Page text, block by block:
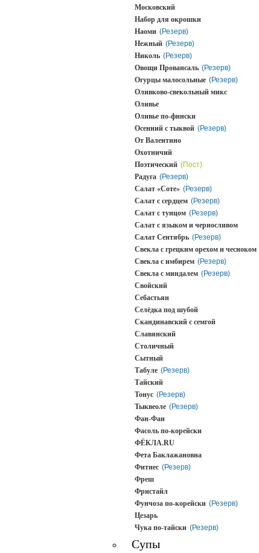
Московский
Набор для окрошки
Наоми (Резерв)
Нежный (Резерв)
Николь (Резерв)
Овощи Провансаль (Резерв)
Огурцы малосольные (Резерв)
Оливково-свекольный микс
Оливье
Оливье по-фински
Осенний с тыквой (Резерв)
От Валентино
Охотничий
Поэтический (Пост)
Радуга (Резерв)
Салат «Соте» (Резерв)
Салат с сердцем (Резерв)
Салат с тунцом (Резерв)
Салат с языком и черносливом
Салат Сентябрь (Резерв)
Свекла с грецким орехом и чесноком
Свекла с имбирем (Резерв)
Свекла с миндалем (Резерв)
Свойский
Себастьян
Селёдка под шубой
Скандинавский с семгой
Славянский
Столичный
Сытный
Табуле (Резерв)
Тайский
Тонус (Резерв)
Тыквеоле (Резерв)
Фан-Фан
Фасоль по-корейски
ФЁКЛА.RU
Фета Баклажановна
Фитнес (Резерв)
Фреш
Фристайл
Фунчоза по-корейски (Резерв)
Цезарь
Чука по-тайски (Резерв)
Супы